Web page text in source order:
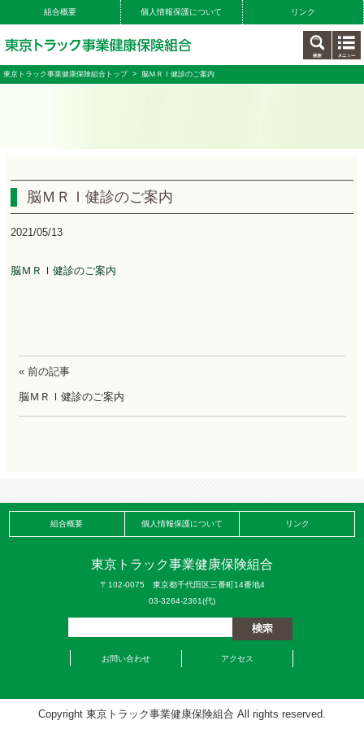
組合概要 個人情報保護について リンク
東京トラック事業健康保険組合トップ> 脳ＭＲＩ健診のご案内
脳ＭＲＩ健診のご案内
2021/05/13
脳ＭＲＩ健診のご案内
« 前の記事
脳ＭＲＩ健診のご案内
組合概要 個人情報保護について リンク
東京トラック事業健康保険組合
〒102-0075 東京都千代田区三番町14番地4
03-3264-2361(代)
お問い合わせ アクセス
Copyright 東京トラック事業健康保険組合 All rights reserved.